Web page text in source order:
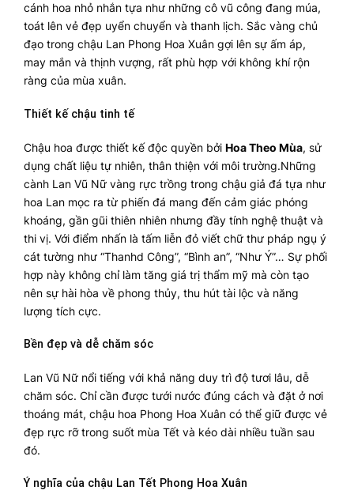
cánh hoa nhỏ nhắn tựa như những cô vũ công đang múa,
toát lên vẻ đẹp uyển chuyển và thanh lịch. Sắc vàng chủ
đạo trong chậu Lan Phong Hoa Xuân gợi lên sự ấm áp,
may mắn và thịnh vượng, rất phù hợp với không khí rộn
ràng của mùa xuân.
Thiết kế chậu tinh tế
Chậu hoa được thiết kế độc quyền bởi Hoa Theo Mùa, sử
dụng chất liệu tự nhiên, thân thiện với môi trường.Những
cành Lan Vũ Nữ vàng rực trồng trong chậu giả đá tựa như
hoa Lan mọc ra từ phiến đá mang đến cảm giác phóng
khoáng, gần gũi thiên nhiên nhưng đầy tính nghệ thuật và
thi vị. Với điểm nhấn là tấm liễn đỏ viết chữ thư pháp ngụ ý
cát tường như “Thanhd Công”, “Bình an”, “Như Ý”… Sự phối
hợp này không chỉ làm tăng giá trị thẩm mỹ mà còn tạo
nên sự hài hòa về phong thủy, thu hút tài lộc và năng
lượng tích cực.
Bền đẹp và dễ chăm sóc
Lan Vũ Nữ nổi tiếng với khả năng duy trì độ tươi lâu, dễ
chăm sóc. Chỉ cần được tưới nước đúng cách và đặt ở nơi
thoáng mát, chậu hoa Phong Hoa Xuân có thể giữ được vẻ
đẹp rực rỡ trong suốt mùa Tết và kéo dài nhiều tuần sau
đó.
Ý nghĩa của chậu Lan Tết Phong Hoa Xuân